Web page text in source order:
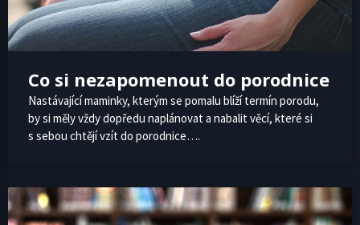
Co si nezapomenout do porodnice
Nastávající maminky, kterým se pomalu blíží termín porodu,
by si měly vždy dopředu naplánovat a nabalit věcí, které si
s sebou chtějí vzít do porodnice….